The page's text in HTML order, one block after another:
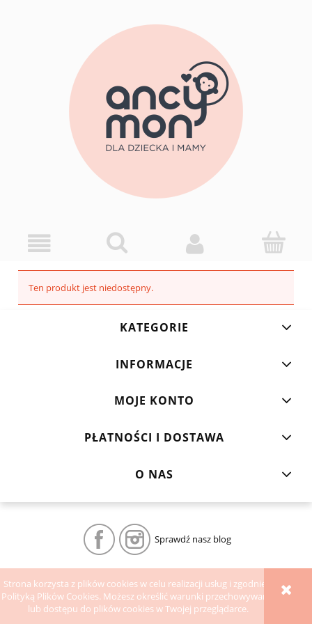
Strona korzysta z plików cookies w celu realizacji usług i zgodnie z
Polityką Plików Cookies. Możesz określić warunki przechowywania
lub dostępu do plików cookies w Twojej przeglądarce.
Ten produkt jest niedostępny.
KATEGORIE
INFORMACJE
MOJE KONTO
PŁATNOŚCI I DOSTAWA
O NAS
Sprawdź nasz blog
POKAŻ PEŁNĄ WERSJĘ STRONY
Sklep internetowy Shoper.pl